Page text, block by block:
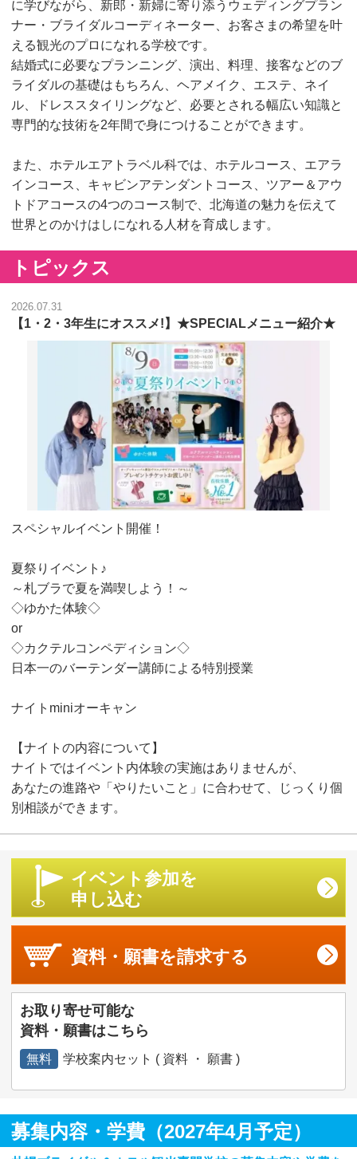
に学びながら、新郎・新婦に寄り添うウェディングプラン
ナー・ブライダルコーディネーター、お客さまの希望を叶
える観光のプロになれる学校です。
結婚式に必要なプランニング、演出、料理、接客などのブ
ライダルの基礎はもちろん、ヘアメイク、エステ、ネイ
ル、ドレススタイリングなど、必要とされる幅広い知識と
専門的な技術を2年間で身につけることができます。
また、ホテルエアトラベル科では、ホテルコース、エアラ
インコース、キャビンアテンダントコース、ツアー＆アウ
トドアコースの4つのコース制で、北海道の魅力を伝えて
世界とのかけはしになれる人材を育成します。
トピックス
2026.07.31
【1・2・3年生にオススメ!】★SPECIALメニュー紹介★
スペシャルイベント開催！
夏祭りイベント♪
～札ブラで夏を満喫しよう！～
◇ゆかた体験◇
or
◇カクテルコンペディション◇
日本一のバーテンダー講師による特別授業
ナイトminiオーキャン
【ナイトの内容について】
ナイトではイベント内体験の実施はありませんが、
あなたの進路や「やりたいこと」に合わせて、じっくり個
別相談ができます。
イベント参加を
申し込む
資料・願書を請求する
お取り寄せ可能な
資料・願書はこちら
無料 学校案内セット ( 資料 ・ 願書 )
募集内容・学費（2027年4月予定）